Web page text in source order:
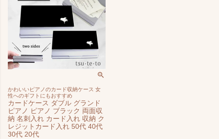
かわいいピアノのカード収納ケース 女
性へのギフトにもおすすめ
カードケース ダブル グランド
ピアノ ピアノ ブラック 両面収
納 名刺入れ カード入れ 収納 ク
レジットカード入れ 50代 40代
30代 20代